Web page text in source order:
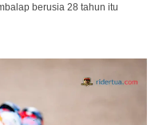
berusia 28 tahun itu